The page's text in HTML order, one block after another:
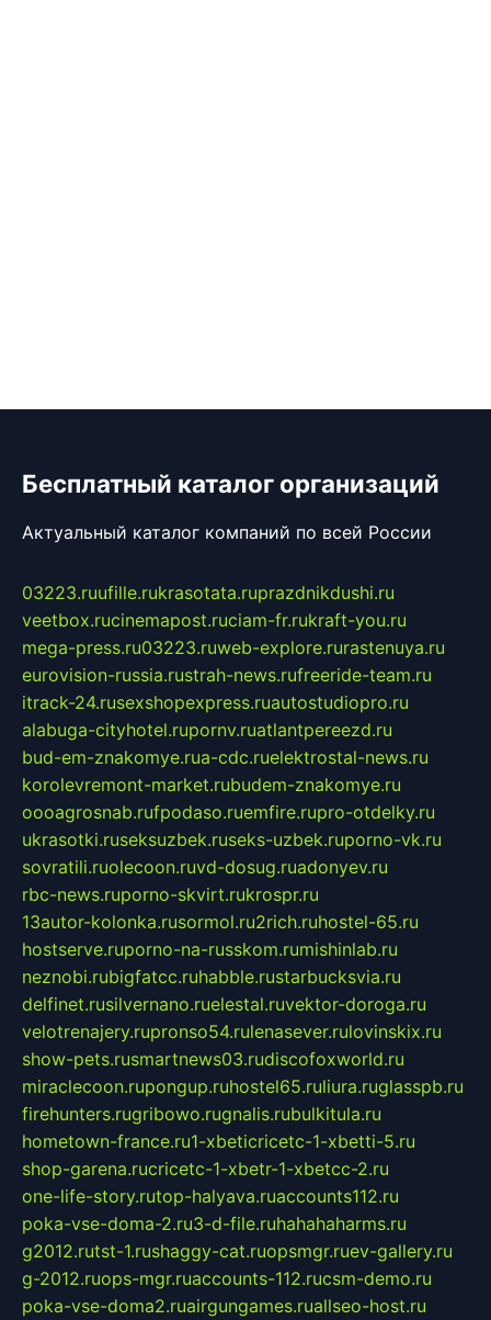
Бесплатный каталог организаций
Актуальный каталог компаний по всей России
03223.ruufille.rukrasotata.ruprazdnikdushi.ru
veetbox.rucinemapost.ruciam-fr.rukraft-you.ru
mega-press.ru03223.ruweb-explore.rurastenuya.ru
eurovision-russia.rustrah-news.rufreeride-team.ru
itrack-24.rusexshopexpress.ruautostudiopro.ru
alabuga-cityhotel.rupornv.ruatlantpereezd.ru
bud-em-znakomye.rua-cdc.ruelektrostal-news.ru
korolevremont-market.rubudem-znakomye.ru
oooagrosnab.rufpodaso.ruemfire.rupro-otdelky.ru
ukrasotki.ruseksuzbek.ruseks-uzbek.ruporno-vk.ru
sovratili.ruolecoon.ruvd-dosug.ruadonyev.ru
rbc-news.ruporno-skvirt.rukrospr.ru
13autor-kolonka.rusormol.ru2rich.ruhostel-65.ru
hostserve.ruporno-na-russkom.rumishinlab.ru
neznobi.rubigfatcc.ruhabble.rustarbucksvia.ru
delfinet.rusilvernano.ruelestal.ruvektor-doroga.ru
velotrenajery.rupronso54.rulenasever.rulovinskix.ru
show-pets.rusmartnews03.rudiscofoxworld.ru
miraclecoon.rupongup.ruhostel65.ruliura.ruglasspb.ru
firehunters.rugribowo.rugnalis.rubulkitula.ru
hometown-france.ru1-xbeticricetc-1-xbetti-5.ru
shop-garena.rucricetc-1-xbetr-1-xbetcc-2.ru
one-life-story.rutop-halyava.ruaccounts112.ru
poka-vse-doma-2.ru3-d-file.ruhahahaharms.ru
g2012.rutst-1.rushaggy-cat.ruopsmgr.ruev-gallery.ru
g-2012.ruops-mgr.ruaccounts-112.rucsm-demo.ru
poka-vse-doma2.ruairgungames.ruallseo-host.ru